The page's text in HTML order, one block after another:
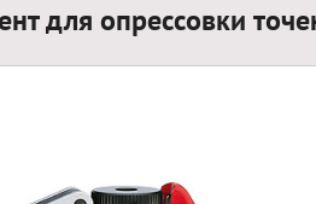
для опрессовки